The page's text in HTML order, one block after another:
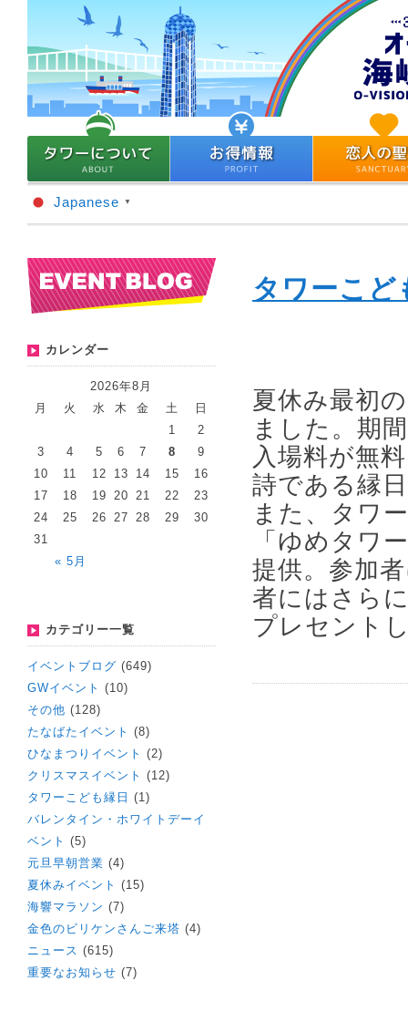
Japanese ▼
カレンダー
2026年8月
月
火 水 木 金 土 日
« 5月
1
2
3
4 5 6 7 8
9
10
11 12 13 14 15
16
17
18 19 20 21 22
23
24
25 26 27 28 29
30
31
カテゴリー一覧
イベントブログ (649)
GWイベント (10)
その他 (128)
たなばたイベント (8)
ひなまつりイベント (2)
クリスマスイベント (12)
タワーこども縁日 (1)
バレンタイン・ホワイトデーイ
ベント (5)
元旦早朝営業 (4)
夏休みイベント (15)
海響マラソン (7)
金色のビリケンさんご来塔 (4)
ニュース (615)
重要なお知らせ (7)
タワーこど
夏休み最初
ました。期
入場料が無
詩である縁
また、タワ
「ゆめタワ
提供。参加
者にはさら
プレセント